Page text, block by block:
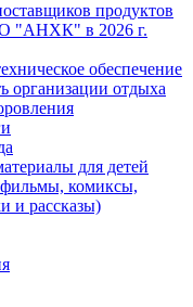
продуктов
"АНХК" в 2026 г.
обеспечение
организации отдыха
для детей
комиксы,
и рассказы)